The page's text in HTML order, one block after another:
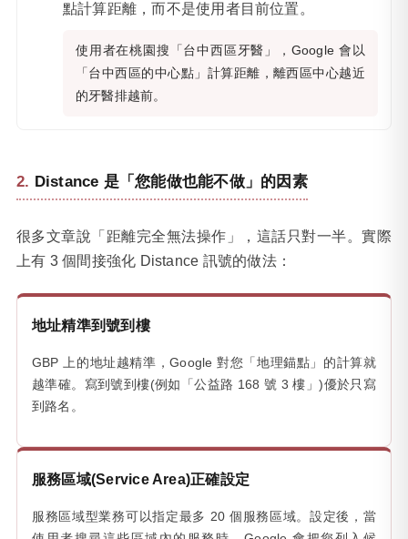
點計算距離，而不是使用者目前位置。
使用者在桃園搜「台中西區牙醫」，Google 會以
「台中西區的中心點」計算距離，離西區中心越近
的牙醫排越前。
Distance 是「您能做也能不做」的因素
很多文章說「距離完全無法操作」，這話只對一半。實際
上有 3 個間接強化 Distance 訊號的做法：
地址精準到號到樓
GBP 上的地址越精準，Google 對您「地理錨點」的計算就
越準確。寫到號到樓(例如「公益路 168 號 3 樓」)優於只寫
到路名。
服務區域(Service Area)正確設定
服務區域型業務可以指定最多 20 個服務區域。設定後，當